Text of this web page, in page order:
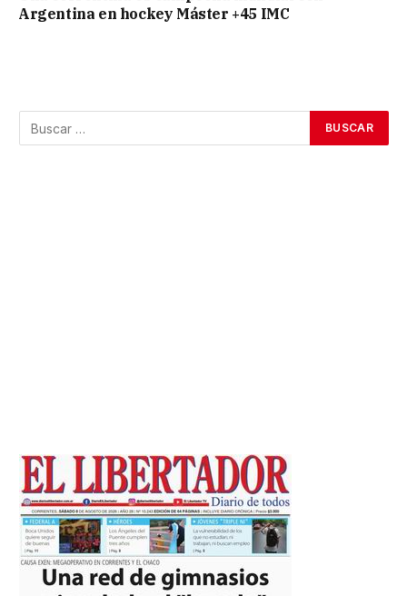
Argentina en hockey Máster +45 IMC